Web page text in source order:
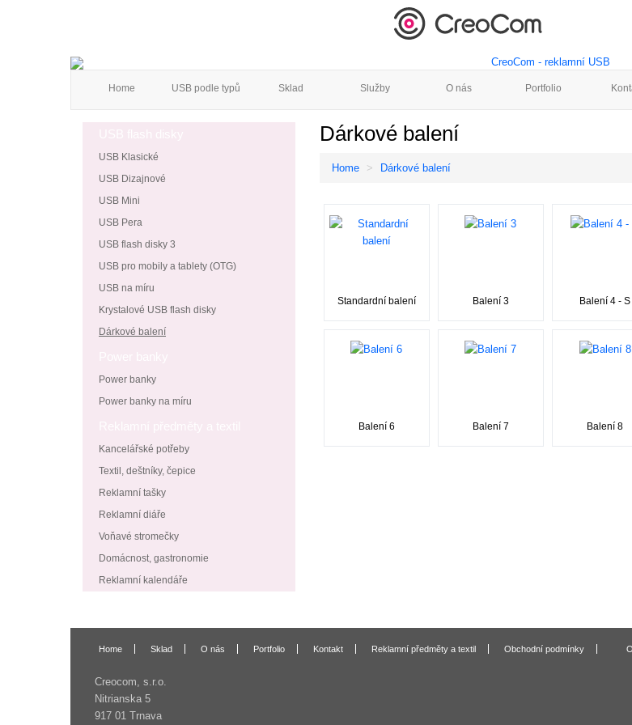
Home USB podle typů Sklad Služby O nás Portfolio
Dárkové balení
Home Dárkové balení
Standardní balení Balení 3 Balení 4 - S
Balení 6 Balení 7 Balení 8
USB Klasické
USB Dizajnové
USB Mini
USB Pera
USB flash disky 3
USB pro mobily a tablety (OTG)
USB na míru
Krystalové USB flash disky
Dárkové balení
Power banky
Power banky na míru
Kancelářské potřeby
Textil, deštníky, čepice
Reklamní tašky
Reklamní diáře
Voňavé stromečky
Domácnost, gastronomie
Reklamní kalendáře
Home Sklad O nás Portfolio Kontakt Reklamní předměty a textil Obchodní podmínky
Creocom, s.r.o.
Nitrianska 5
917 01 Trnava